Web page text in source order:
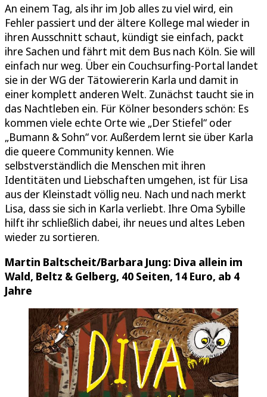
An einem Tag, als ihr im Job alles zu viel wird, ein
Fehler passiert und der ältere Kollege mal wieder in
ihren Ausschnitt schaut, kündigt sie einfach, packt
ihre Sachen und fährt mit dem Bus nach Köln. Sie will
einfach nur weg. Über ein Couchsurfing-Portal landet
sie in der WG der Tätowiererin Karla und damit in
einer komplett anderen Welt. Zunächst taucht sie in
das Nachtleben ein. Für Kölner besonders schön: Es
kommen viele echte Orte wie „Der Stiefel“ oder
„Bumann & Sohn“ vor. Außerdem lernt sie über Karla
die queere Community kennen. Wie
selbstverständlich die Menschen mit ihren
Identitäten und Liebschaften umgehen, ist für Lisa
aus der Kleinstadt völlig neu. Nach und nach merkt
Lisa, dass sie sich in Karla verliebt. Ihre Oma Sybille
hilft ihr schließlich dabei, ihr neues und altes Leben
wieder zu sortieren.
Martin Baltscheit/Barbara Jung: Diva allein im
Wald, Beltz & Gelberg, 40 Seiten, 14 Euro, ab 4
Jahre